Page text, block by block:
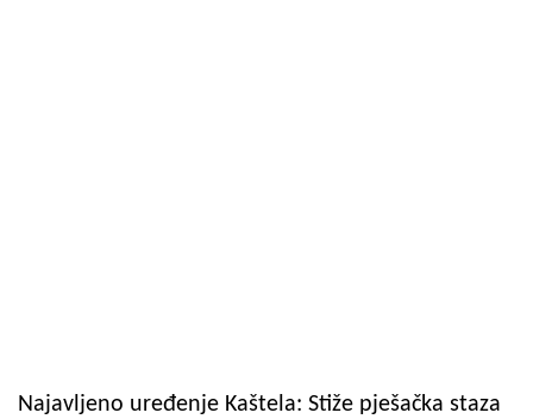
Najavljeno uređenje Kaštela: Stiže pješačka staza